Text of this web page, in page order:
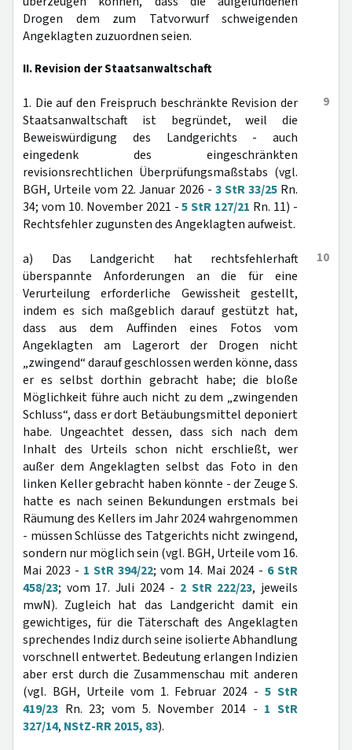
Drogen dem zum Tatvorwurf schweigenden
Angeklagten zuzuordnen seien.
II. Revision der Staatsanwaltschaft
9
1. Die auf den Freispruch beschränkte Revision der
Staatsanwaltschaft ist begründet, weil die
Beweiswürdigung des Landgerichts - auch
eingedenk des eingeschränkten
revisionsrechtlichen Überprüfungsmaßstabs (vgl.
BGH, Urteile vom 22. Januar 2026 - 3 StR 33/25Rn.
34; vom 10. November 2021 -5 StR 127/21 Rn. 11) -
Rechtsfehler zugunsten des Angeklagten aufweist.
10
a) Das Landgericht hat rechtsfehlerhaft
überspannte Anforderungen an die für eine
Verurteilung erforderliche Gewissheit gestellt,
indem es sich maßgeblich darauf gestützt hat,
dass aus dem Auffinden eines Fotos vom
Angeklagten am Lagerort der Drogen nicht
„zwingend“ darauf geschlossen werden könne, dass
er es selbst dorthin gebracht habe; die bloße
Möglichkeit führe auch nicht zu dem „zwingenden
Schluss“, dass er dort Betäubungsmittel deponiert
habe. Ungeachtet dessen, dass sich nach dem
Inhalt des Urteils schon nicht erschließt, wer
außer dem Angeklagten selbst das Foto in den
linken Keller gebracht haben könnte - der Zeuge S.
hatte es nach seinen Bekundungen erstmals bei
Räumung des Kellers im Jahr 2024 wahrgenommen
- müssen Schlüsse des Tatgerichts nicht zwingend,
sondern nur möglich sein (vgl. BGH, Urteile vom 16.
Mai 2023 - 1 StR 394/22; vom 14. Mai 2024 - 6 StR
458/23; vom 17. Juli 2024 - 2 StR 222/23, jeweils
mwN). Zugleich hat das Landgericht damit ein
gewichtiges, für die Täterschaft des Angeklagten
sprechendes Indiz durch seine isolierte Abhandlung
vorschnell entwertet. Bedeutung erlangen Indizien
aber erst durch die Zusammenschau mit anderen
(vgl. BGH, Urteile vom 1. Februar 2024 -5 StR
419/23 Rn. 23; vom 5. November 2014 - 1 StR
327/14, NStZ-RR 2015, 83).